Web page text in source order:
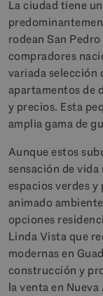
La ciudad tiene
rodean San
compradores
variada selección
apartamentos de
y precios. Esta
amplia gama de
Aunque estos
sensación de
espacios verdes
animado
opciones
Linda Vista que
modernas en
construcción y
la venta en